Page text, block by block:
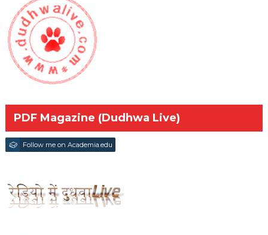
PDF Magazine (Dudhwa Live)
Follow me on Academia.edu